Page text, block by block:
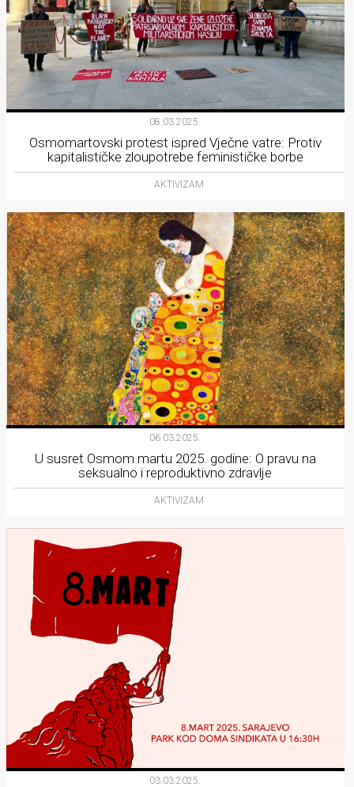
08.03.2025.
Osmomartovski protest ispred Vječne vatre: Protiv
kapitalističke zloupotrebe feminističke borbe
AKTIVIZAM
06.03.2025.
U susret Osmom martu 2025. godine: O pravu na
seksualno i reproduktivno zdravlje
AKTIVIZAM
03.03.2025.